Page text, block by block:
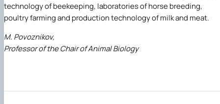
technology of beekeeping, laboratories of horse breeding,
poultry farming and production technology of milk and meat.
M. Povoznikov,
Professor of the Chair of Animal Biology